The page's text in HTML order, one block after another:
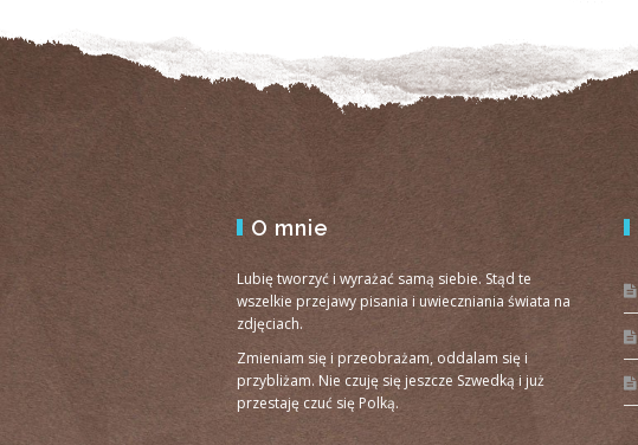
O mnie
Lubię tworzyć i wyrażać samą siebie. Stąd te
wszelkie przejawy pisania i uwieczniania świata na
zdjęciach.
Zmieniam się i przeobrażam, oddalam się i
przybliżam. Nie czuję się jeszcze Szwedką i już
przestaję czuć się Polką.